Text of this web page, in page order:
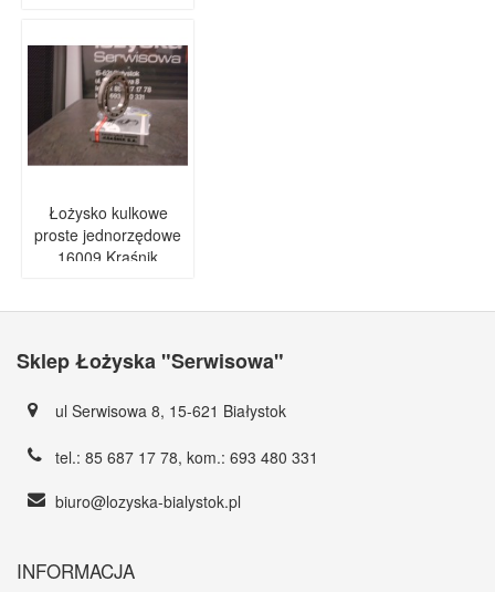
Łożysko kulkowe
proste jednorzędowe
16009 Kraśnik
Sklep Łożyska "Serwisowa"
ul Serwisowa 8, 15-621 Białystok
tel.: 85 687 17 78, kom.: 693 480 331
biuro@lozyska-bialystok.pl
INFORMACJA